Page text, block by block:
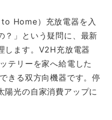
Home）充放電器を入
？」という疑問に、最新
します。V2H充放電器
テリーを家へ給電した
きる双方向機器です。停
陽光の自家消費アップに